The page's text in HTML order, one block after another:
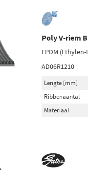
Poly V-riem
EPDM
AD06R1210
Lengte [mm]
Ribbenaantal
Materiaal